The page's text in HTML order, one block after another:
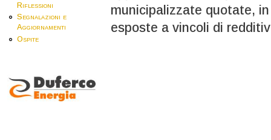
Riflessioni
Segnalazioni e
Aggiornamenti
Ospite
municipalizzate quotate,
esposte a vincoli di